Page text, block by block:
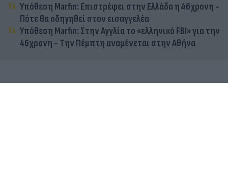
Υπόθεση Marfin: Επιστρέφει στην Ελλάδα η 46χρονη -
Πότε θα οδηγηθεί στον εισαγγελέα
Υπόθεση Marfin: Στην Αγγλία το «ελληνικό FBI» για την
46χρονη - Την Πέμπτη αναμένεται στην Αθήνα